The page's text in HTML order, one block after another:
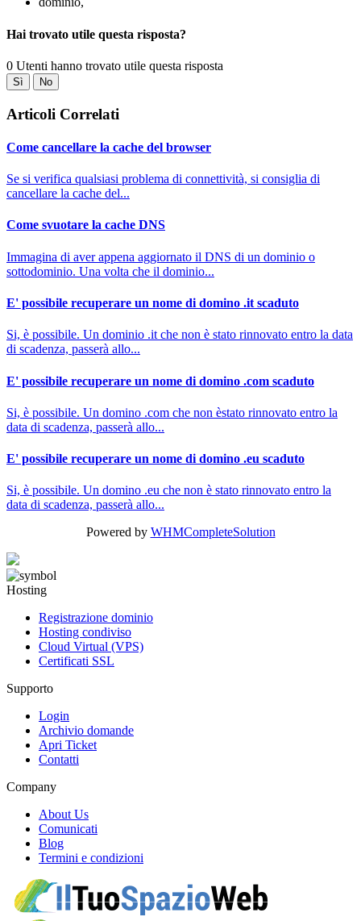
Hai trovato utile questa risposta?
0 Utenti hanno trovato utile questa risposta
Sì No
Articoli Correlati
Come cancellare la cache del browser
Se si verifica qualsiasi problema di connettività, si consiglia di
cancellare la cache del...
Come svuotare la cache DNS
Immagina di aver appena aggiornato il DNS di un dominio o
sottodominio. Una volta che il dominio...
E' possibile recuperare un nome di domino .it scaduto
Si, è possibile. Un dominio .it che non è stato rinnovato entro la data
di scadenza, passerà allo...
E' possibile recuperare un nome di domino .com scaduto
Si, è possibile. Un domino .com che non èstato rinnovato entro la
data di scadenza, passerà allo...
E' possibile recuperare un nome di domino .eu scaduto
Si, è possibile. Un domino .eu che non è stato rinnovato entro la
data di scadenza, passerà allo...
Powered by WHMCompleteSolution
Hosting
Registrazione dominio
Hosting condiviso
Cloud Virtual (VPS)
Certificati SSL
Supporto
Login
Archivio domande
Apri Ticket
Contatti
Company
About Us
Comunicati
Blog
Termini e condizioni